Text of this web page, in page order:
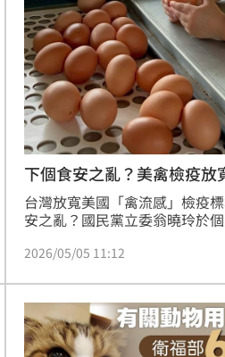
下個食安之亂？美禽檢疫
台灣放寬美國「禽流感」檢疫
安之亂？國民黨立委翁曉玲於
將從「整州禁止」放寬成用更小
民眾食安健康。農業部防檢署
國管制標準與日、墨一致，也
國嚴格，且所有進口禽肉「逐
查」，未符規定一律不得放行。
2026/05/05 11:12